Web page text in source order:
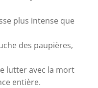
plus intense que
des paupières,
lutter avec la mort
entière.